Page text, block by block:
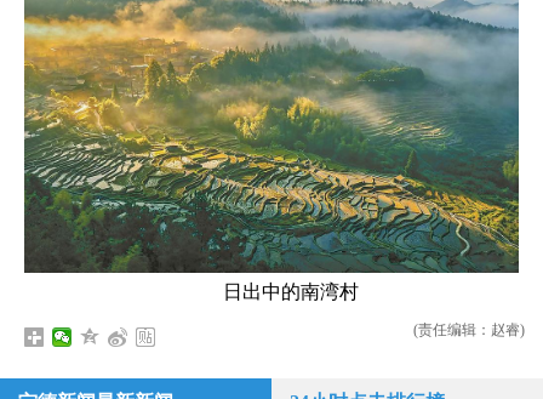
日出中的南湾村
(责任编辑：赵睿)